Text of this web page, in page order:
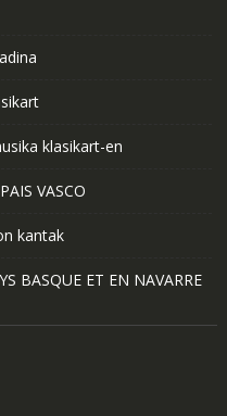
klasikart-en
VASCO
kantak
BASQUE ET EN NAVARRE